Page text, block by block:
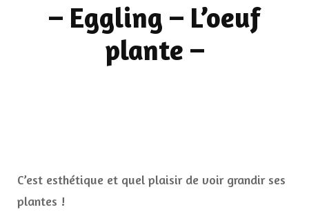
– Eggling – L’oeuf
plante –
C’est esthétique et quel plaisir de voir grandir ses
plantes !